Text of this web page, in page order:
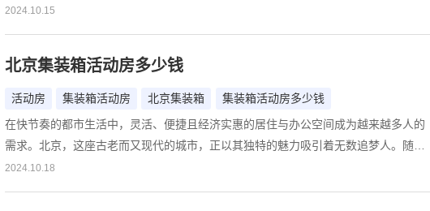
优质的合作伙伴，成为了许多工地管理者和项目负责人面临的难题。今天，我们向您
2024.10.15
北京集装箱活动房多少钱
活动房 集装箱活动房 北京集装箱 集装箱活动房多少钱
在快节奏的都市生活中，灵活、便捷且经济实惠的居住与办公空间成为越来越多人的
需求。北京，这座古老而又现代的城市，正以其独特的魅力吸引着无数追梦人。随着
城市建设的不断推进和人们对生活品质要求的提升，集装箱活动房作为一种新型、环
2024.10.18